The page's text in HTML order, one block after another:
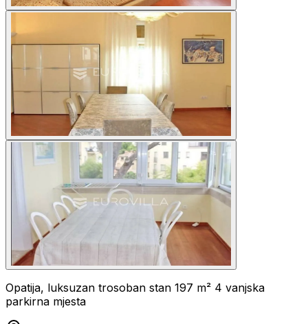
Opatija, luksuzan trosoban stan 197 m² 4 vanjska
parkirna mjesta